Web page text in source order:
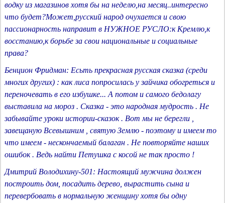
водку из магазинов хотя бы на неделю,на месяц..интересно
что будет?Может,русский народ очухается и свою
пассионарность направит в НУЖНОЕ РУСЛО:к Кремлю,к
восстанию,к борьбе за свои национальные и социальные
права?
Бенцион Фридман: Есьть прекрасная русская сказка (среди
многих других) : как лиса попросилась у зайчика обогреться и
переночевать в его избушке... А потом и самого бедолагу
выставила на мороз . Сказка - это народная мудрость . Не
забывайте уроки истории-сказок . Вот мы не берегли ,
завещаную Всевышним , святую Землю - поэтому и имеем то
что имеем - нескончаемый балаган . Не повторяйте наших
ошибок . Ведь найти Петушка с косой не так просто !
Дмитрий Володихину-501: Настоящий мужчина должен
построить дом, посадить дерево, вырастить сына и
перевербовать в нормальную женщину хотя бы одну